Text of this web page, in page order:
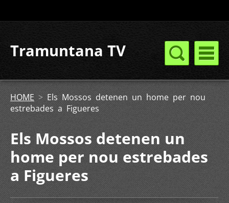
Tramuntana TV
HOME > Els Mossos detenen un home per nou
estrebades a Figueres
Els Mossos detenen un
home per nou estrebades
a Figueres